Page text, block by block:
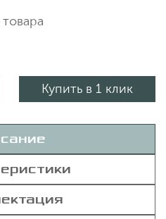
Купить в 1 клик